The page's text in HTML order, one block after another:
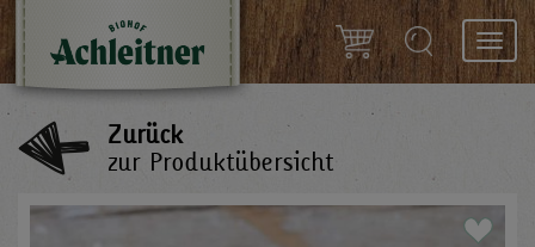
Zurück
zur Produktübersicht